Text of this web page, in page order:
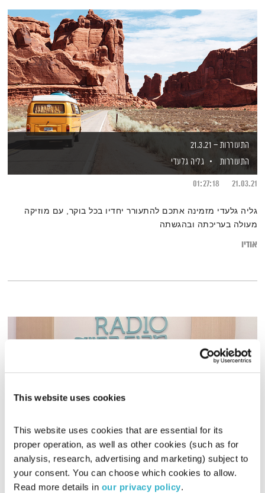
This website uses cookies
This website uses cookies that are essential for its
proper operation, as well as other cookies (such as for
analysis, research, advertising and marketing) subject to
your consent. You can choose which cookies to allow.
Read more details in our privacy policy.
התעוררות – 21.3.21
התעוררות
גליה גלעדי
21.03.21
01:27:18
גליה גלעדי מזמינה אתכם להתעורר יחדיו בכל בוקר, עם מוזיקה
מעולה בעריכתה ובהגשתה
אודיו
חופש בחירה בלידה
השעה המיוחדת
אסי זיגדון